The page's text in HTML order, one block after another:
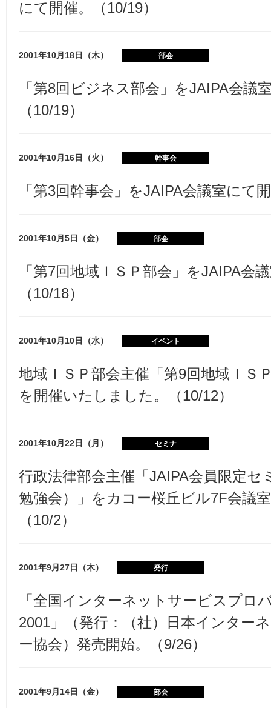
にて開催。（10/19）
2001年10月18日（木） 部会
「第8回ビジネス部会」をJAIPA会議
（10/19）
2001年10月16日（火） 幹事会
「第3回幹事会」をJAIPA会議室にて
2001年10月5日（金） 部会
「第7回地域ＩＳＰ部会」をJAIPA会
（10/18）
2001年10月10日（水） イベント
地域ＩＳＰ部会主催「第9回地域ＩＳ
を開催いたしました。（10/12）
2001年10月22日（月） セミナ
行政法律部会主催「JAIPA会員限定セ
勉強会）」をカコー桜丘ビル7F会議
（10/2）
2001年9月27日（木） 発行
「全国インターネットサービスプロ
2001」（発行：（社）日本インター
ー協会）発売開始。（9/26）
2001年9月14日（金） 部会